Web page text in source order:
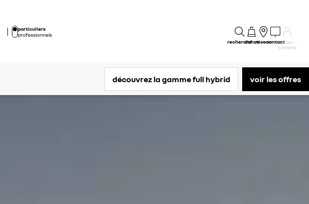
particuliers
professionnels
rechercheachatréseaucontactmon
compte
découvrez la gamme full hybrid voir les offres